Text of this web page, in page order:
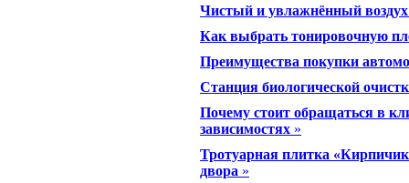
Чистый и увлажнённый
Как выбрать тонировочную
Преимущества покупки
Станция биологической
Почему стоит обращаться в
зависимостях »
Тротуарная плитка
двора »